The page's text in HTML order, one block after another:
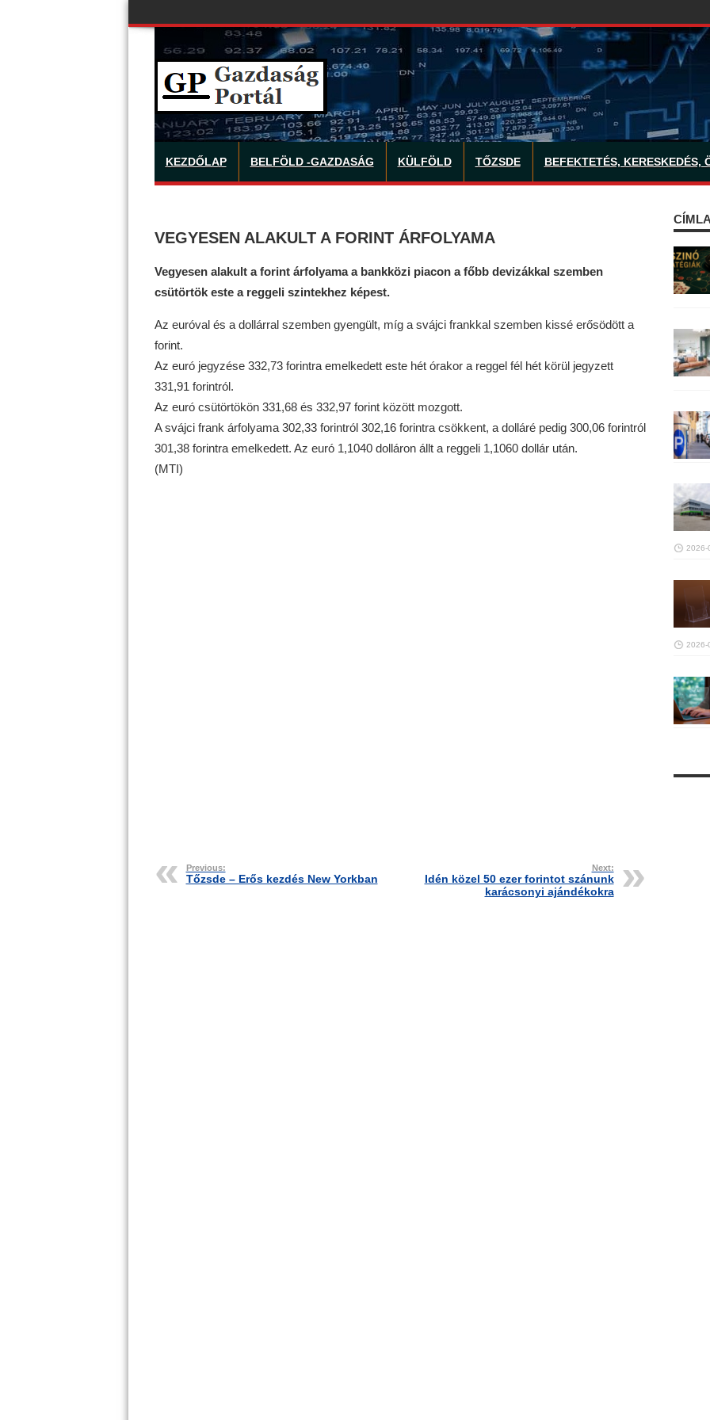
KEZDŐLAP BELFÖLD -GAZDASÁG KÜLFÖLD TŐZSDE BEFEKTETÉS, KERESKEDÉS,
VEGYESEN ALAKULT A FORINT ÁRFOLYAMA
Vegyesen alakult a forint árfolyama a bankközi piacon a főbb devizákkal szemben
csütörtök este a reggeli szintekhez képest.
Az euróval és a dollárral szemben gyengült, míg a svájci frankkal szemben kissé erősödött a
forint.
Az euró jegyzése 332,73 forintra emelkedett este hét órakor a reggel fél hét körül jegyzett
331,91 forintról.
Az euró csütörtökön 331,68 és 332,97 forint között mozgott.
A svájci frank árfolyama 302,33 forintról 302,16 forintra csökkent, a dolláré pedig 300,06 forintról
301,38 forintra emelkedett. Az euró 1,1040 dolláron állt a reggeli 1,1060 dollár után.
(MTI)
Previous:
Tőzsde – Erős kezdés New Yorkban
Next:
Idén közel 50 ezer forintot szánunk
karácsonyi ajándékokra
2026-
2026-